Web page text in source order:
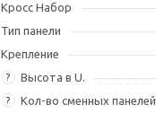
Кросс Набор
Тип панели
Крепление
? Высота в U.
? Кол-во сменных панелей